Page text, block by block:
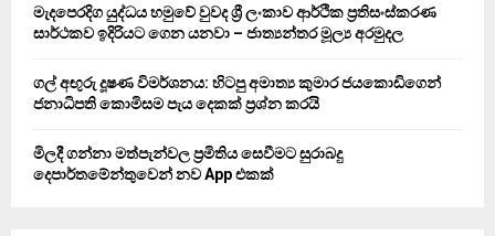
මැදපෙරදිග යුද්ධය හමුවේ වුවද ශ්‍රී ලංකාව ආර්ථික ප්‍රතිසංස්කරණ
සාර්ථකව ඉදිරියට ගෙන යනවා – ජාත්‍යන්තර මූල්‍ය අරමුදල
ගල් අඟුරු දූෂණ විමර්ශනය: හිටපු අමාත්‍ය කුමාර ජයකොඩිගෙන්
ජනාධිපති කොමිසම පැය දෙකක් ප්‍රශ්න කරයි
මිලදී ගන්නා මත්පැන්වල ප්‍රමිතිය සෙවීමට සුරාබදු
දෙපාර්තමේන්තුවෙන් නව App එකක්